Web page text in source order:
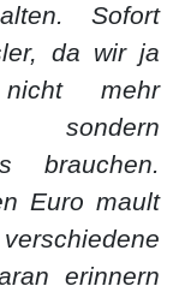
Sofort
da wir ja
mehr
sondern
brauchen.
Euro mault
erinnern